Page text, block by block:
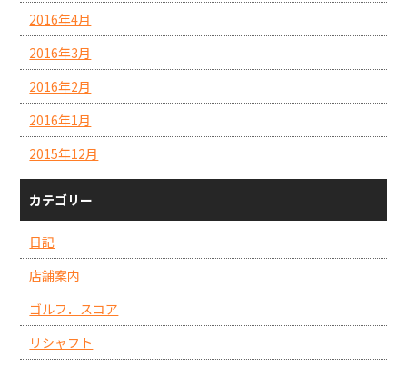
2016年4月
2016年3月
2016年2月
2016年1月
2015年12月
カテゴリー
日記
店舗案内
ゴルフ．スコア
リシャフト